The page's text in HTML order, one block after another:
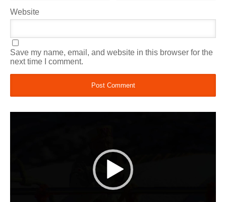
Website
Save my name, email, and website in this browser for the
next time I comment.